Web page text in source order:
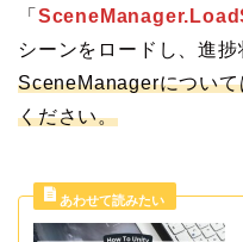
「
シーンをロードし、進捗
SceneManagerについ
ください。